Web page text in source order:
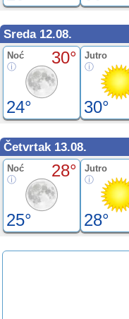
Sreda 12.08.
Noć 30°
24°
Jutro
30°
Četvrtak 13.08.
Noć 28°
25°
Jutro
28°